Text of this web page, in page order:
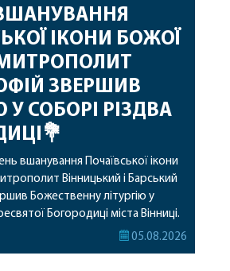
ІКОНИ БОЖОЇ
ЗВЕРШИВ
У СОБОРІ РІЗДВА
вшанування Почаївської ікони
Вінницький і Барський
Божественну літургію у
Богородиці міста Вінниці.
співслужили05.08.2026